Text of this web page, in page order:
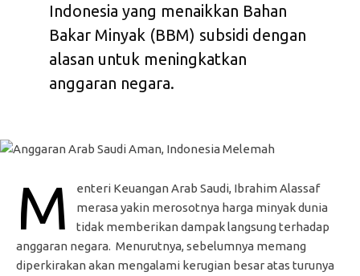
Indonesia yang menaikkan Bahan
Bakar Minyak (BBM) subsidi dengan
alasan untuk meningkatkan
anggaran negara.
M
enteri Keuangan Arab Saudi, Ibrahim Alassaf
merasa yakin merosotnya harga minyak dunia
tidak memberikan dampak langsung terhadap
anggaran negara. Menurutnya, sebelumnya memang
diperkirakan akan mengalami kerugian besar atas turunya